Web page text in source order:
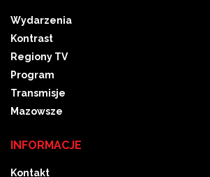
Wydarzenia
Kontrast
Regiony TV
Program
Transmisje
Mazowsze
INFORMACJE
Kontakt